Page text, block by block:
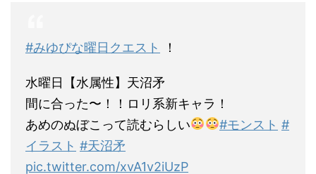
#みゆぴな曜日クエスト ！
水曜日【水属性】天沼矛
間に合った〜！！ロリ系新キャラ！
あめのぬぼこって読むらしい
#モンスト #
イラスト #天沼矛
pic.twitter.com/xvA1v2iUzP